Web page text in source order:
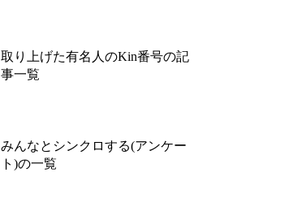
取り上げた有名人のKin番号の記
事一覧
みんなとシンクロする(アンケー
ト)の一覧